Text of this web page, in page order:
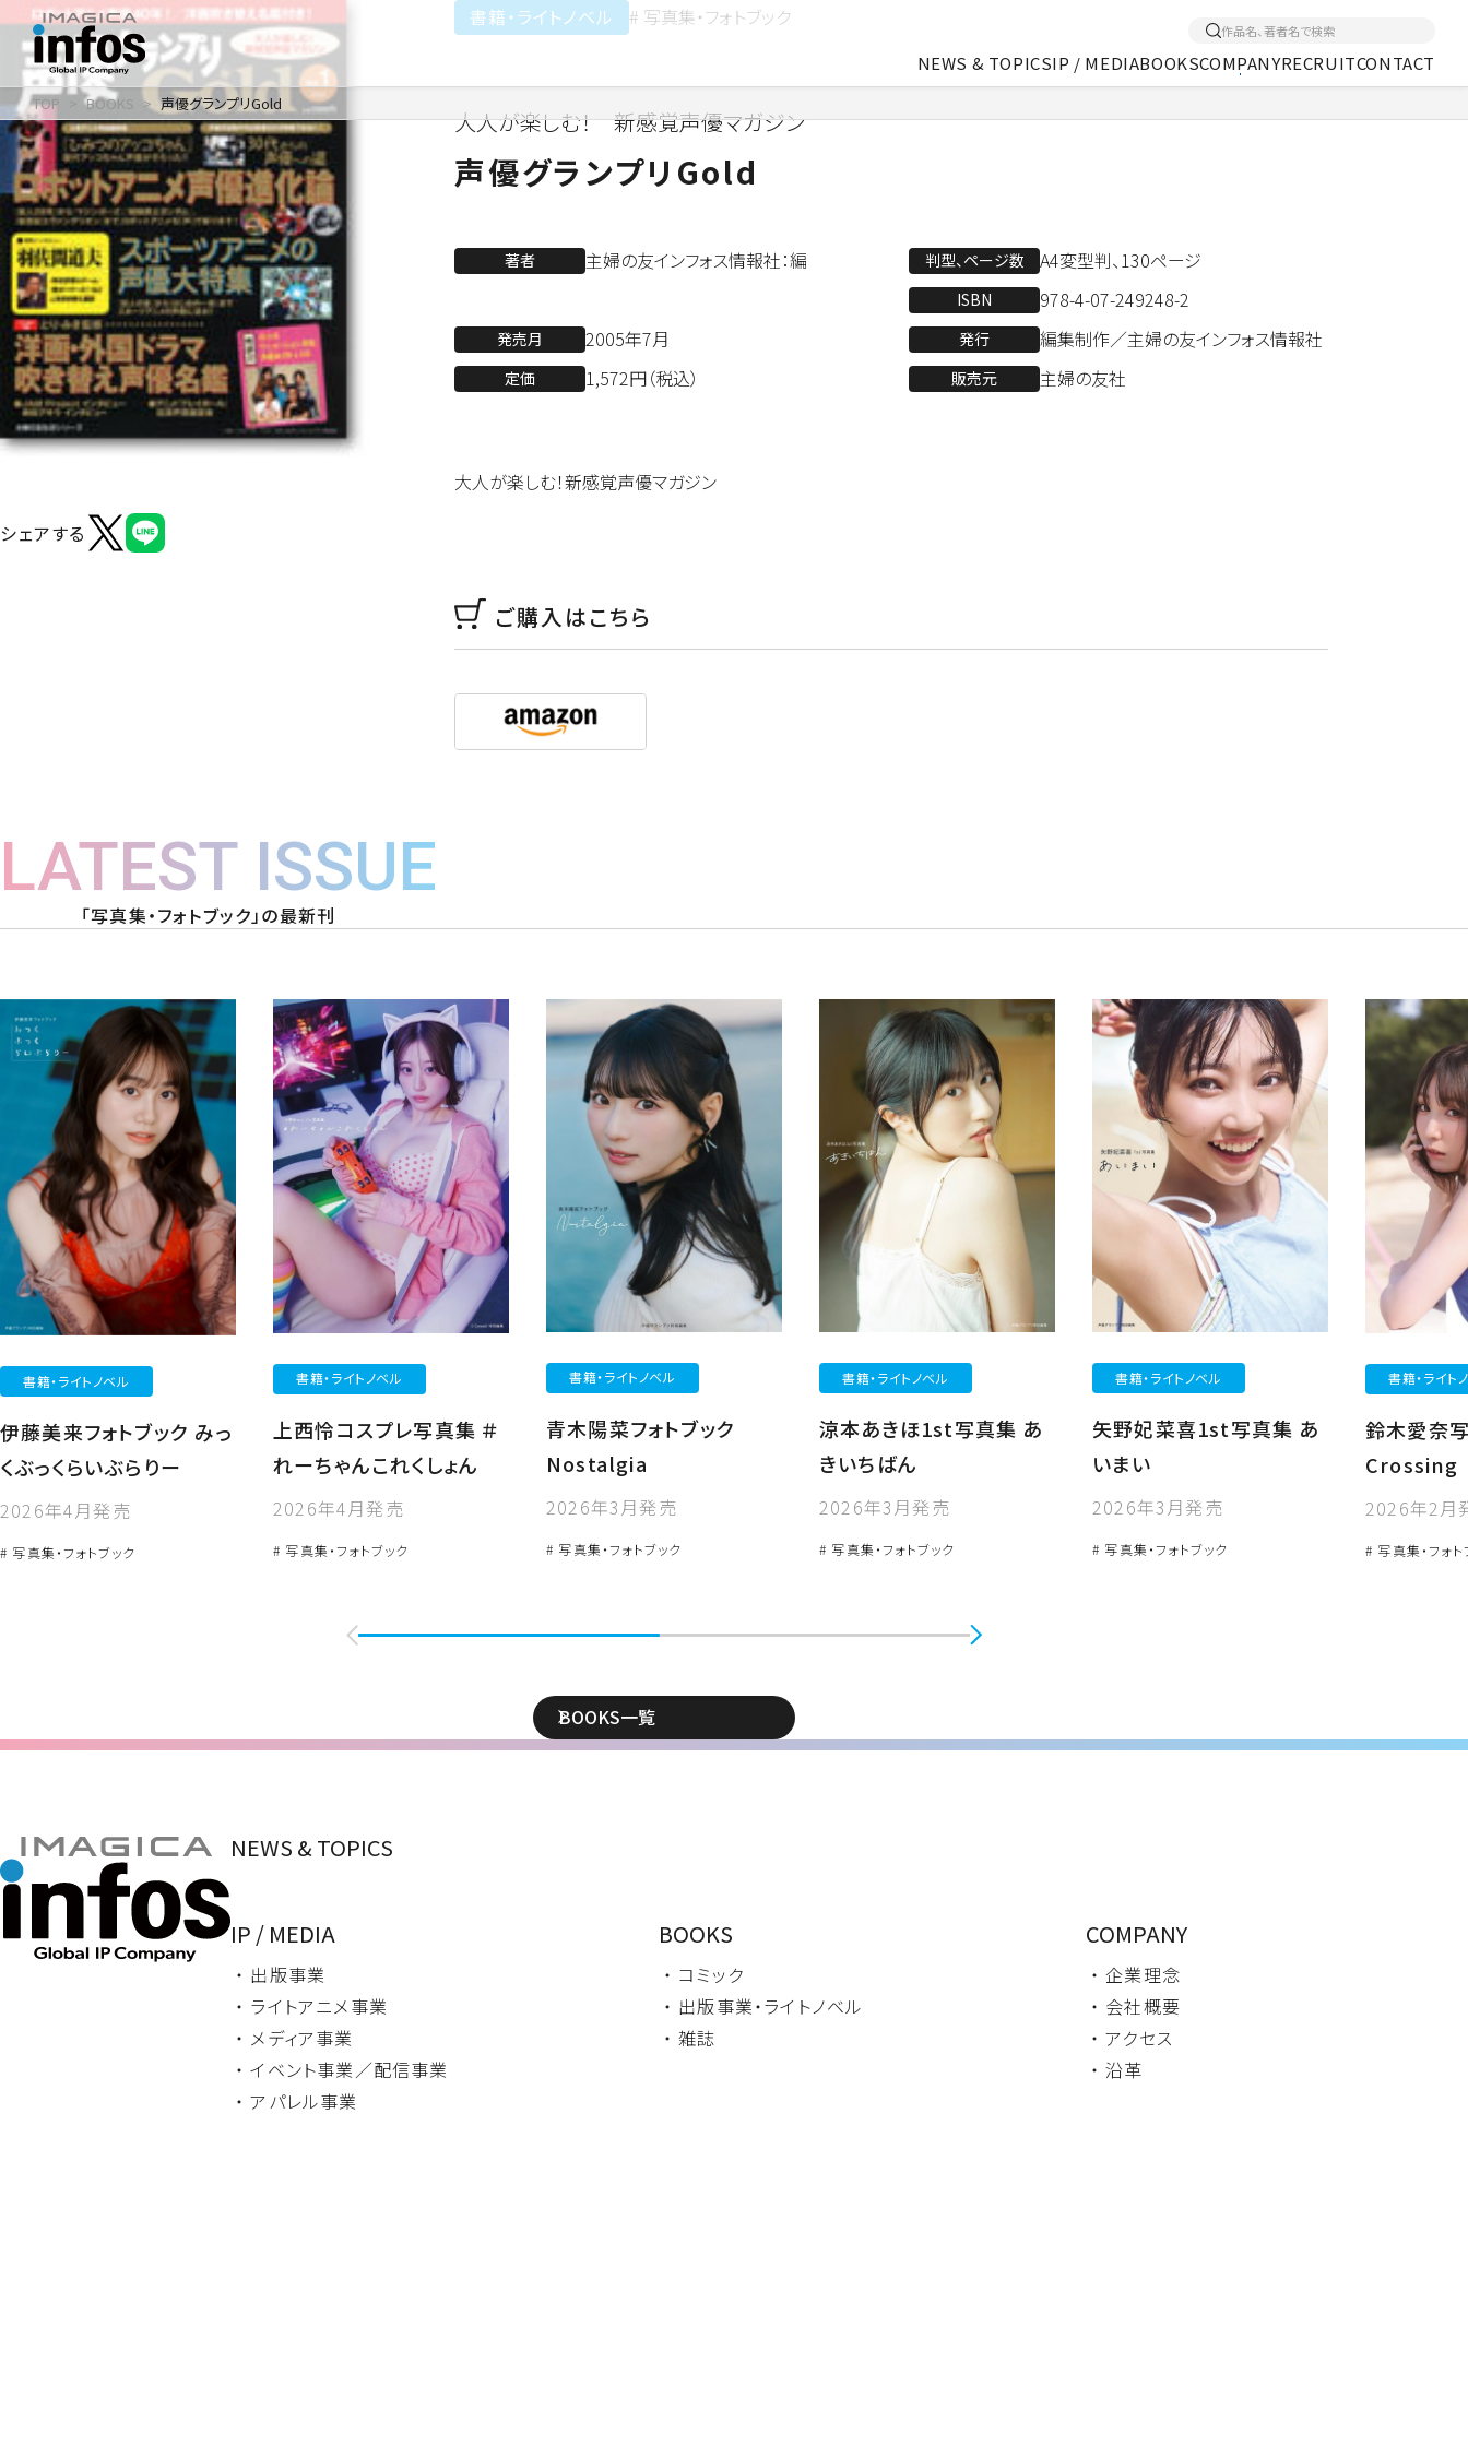
NEWS & TOPICSIP / MEDIA
IP / MEDIA
事業紹介
出版事業
イベント事業／配信事業
BOOKSCOMPANY
COMPANY
会社情報
企業理念
沿革
RECRUIT
RECRUIT
採用情報
新卒採用
CONTACT
TOP BOOKS 声優グランプリGold
シェアする
書籍・ライトノベル # 写真集・フォトブック
大人が楽しむ！ 新感覚声優マガジン
声優グランプリGold
著者 主婦の友インフォス情報社：編 判型、ページ数 A4変型判、130ページ
ISBN 978-4-07-249248-2
発行 編集制作／主婦の友インフォス情報社
発売月 2005年7月
販売元 主婦の友社
定価 1,572円（税込）
大人が楽しむ！新感覚声優マガジン
ご購入はこちら
LATEST ISSUE
「写真集・フォトブック」の最新刊
書籍・ライトノベル
伊藤美来フォトブック みっ
くぶっくらいぶらりー
2026年4月発売
# 写真集・フォトブック
書籍・ライトノベル
上西怜コスプレ写真集 ＃
れーちゃんこれくしょん
2026年4月発売
# 写真集・フォトブック
書籍・ライトノベル
青木陽菜フォトブック
Nostalgia
2026年3月発売
# 写真集・フォトブック
書籍・ライトノベル
涼本あきほ1st写真集 あ
きいちばん
2026年3月発売
# 写真集・フォトブック
書籍・ライトノベル
矢野妃菜喜1st写真集 あ
いまい
2026年3月発売
# 写真集・フォトブック
書籍・ライト
鈴木愛奈
Crossing
2026年2月
# 写真集・フォト
BOOKS一覧
NEWS & TOPICS
IP / MEDIA
・ 出版事業
・ ライトアニメ事業
・ メディア事業
・ イベント事業／配信事業
・ アパレル事業
BOOKS
・ コミック
・ 出版事業・ライトノベル
・ 雑誌
COMPANY
・ 企業理念
・ 会社概要
・ アクセス
・ 沿革